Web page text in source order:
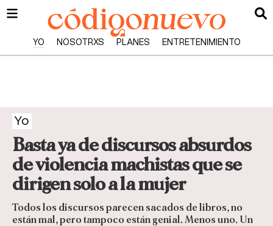
YO NOSOTRXS PLANES ENTRETENIMIENTO
Yo
Basta ya de discursos absurdos
de violencia machistas que se
dirigen solo a la mujer
Todos los discursos parecen sacados de libros, no
están mal, pero tampoco están genial. Menos uno. Un